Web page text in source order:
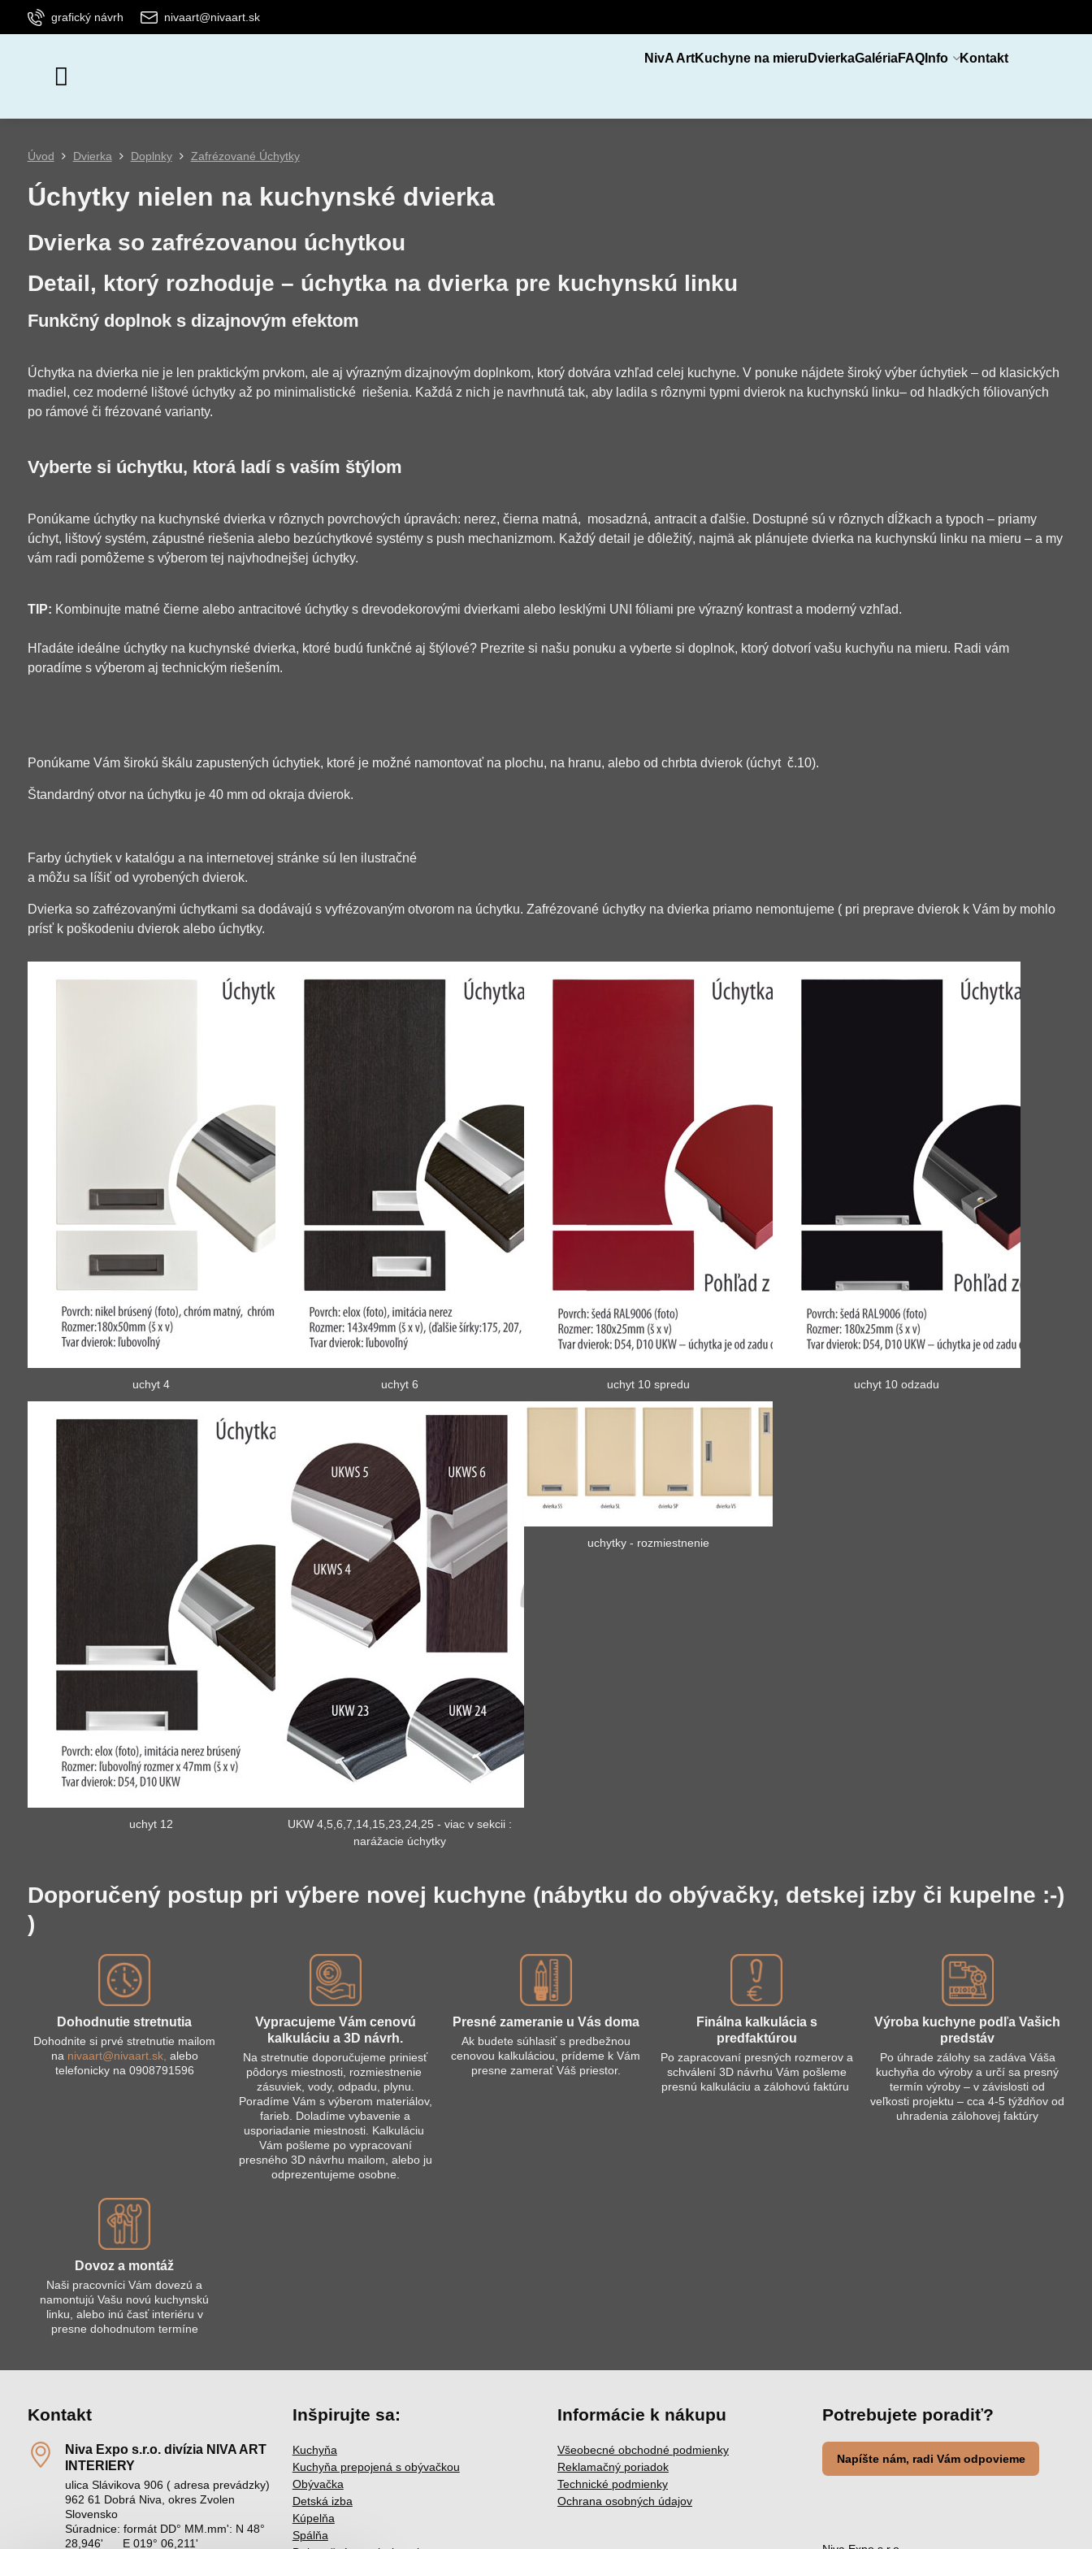
grafický návrh nivaart@nivaart.sk
NivA ArtKuchyne na mieru DvierkaGalériaFAQInfo Kontakt
Úvod Dvierka Doplnky Zafrézované Úchytky
Úchytky nielen na kuchynské dvierka
Dvierka so zafrézovanou úchytkou
Detail, ktorý rozhoduje – úchytka na dvierka pre kuchynskú linku
Funkčný doplnok s dizajnovým efektom
Úchytka na dvierka nie je len praktickým prvkom, ale aj výrazným dizajnovým doplnkom, ktorý dotvára vzhľad celej kuchyne. V ponuke nájdete široký výber úchytiek – od klasických
madiel, cez moderné lištové úchytky až po minimalistické riešenia. Každá z nich je navrhnutá tak, aby ladila s rôznymi typmi dvierok na kuchynskú linku– od hladkých fóliovaných
po rámové či frézované varianty.
Vyberte si úchytku, ktorá ladí s vaším štýlom
Ponúkame úchytky na kuchynské dvierka v rôznych povrchových úpravách: nerez, čierna matná, mosadzná, antracit a ďalšie. Dostupné sú v rôznych dĺžkach a typoch – priamy
úchyt, lištový systém, zápustné riešenia alebo bezúchytkové systémy s push mechanizmom. Každý detail je dôležitý, najmä ak plánujete dvierka na kuchynskú linku na mieru – a my
vám radi pomôžeme s výberom tej najvhodnejšej úchytky.
TIP: Kombinujte matné čierne alebo antracitové úchytky s drevodekorovými dvierkami alebo lesklými UNI fóliami pre výrazný kontrast a moderný vzhľad.
Hľadáte ideálne úchytky na kuchynské dvierka, ktoré budú funkčné aj štýlové? Prezrite si našu ponuku a vyberte si doplnok, ktorý dotvorí vašu kuchyňu na mieru. Radi vám
poradíme s výberom aj technickým riešením.
Ponúkame Vám širokú škálu zapustených úchytiek, ktoré je možné namontovať na plochu, na hranu, alebo od chrbta dvierok (úchyt č.10).
Štandardný otvor na úchytku je 40 mm od okraja dvierok.
Farby úchytiek v katalógu a na internetovej stránke sú len ilustračné
a môžu sa líšiť od vyrobených dvierok.
Dvierka so zafrézovanými úchytkami sa dodávajú s vyfrézovaným otvorom na úchytku. Zafrézované úchytky na dvierka priamo nemontujeme ( pri preprave dvierok k Vám by mohlo
prísť k poškodeniu dvierok alebo úchytky.
uchyt 4 uchyt 6 uchyt 10 spredu uchyt 10 odzadu
uchyt 12
UKW 4,5,6,7,14,15,23,24,25 - viac v sekcii :
narážacie úchytky
uchytky - rozmiestnenie
Doporučený postup pri výbere novej kuchyne (nábytku do obývačky, detskej izby či kupelne :-)
)
Dohodnutie stretnutia
Dohodnite si prvé stretnutie mailom
na nivaart@nivaart.sk, alebo
telefonicky na 0908791596
Vypracujeme Vám cenovú
kalkuláciu a 3D návrh​.
Na stretnutie doporučujeme priniesť
pôdorys miestnosti, rozmiestnenie
zásuviek, vody, odpadu, plynu.
Poradíme Vám s výberom materiálov,
farieb. Doladíme vybavenie a
usporiadanie miestnosti. Kalkuláciu
Vám pošleme po vypracovaní
presného 3D návrhu mailom, alebo ju
odprezentujeme osobne.
Presné zameranie u Vás doma
Ak budete súhlasiť s predbežnou
cenovou kalkuláciou, prídeme k Vám
presne zamerať Váš priestor.
Finálna kalkulácia s
predfaktúrou
Po zapracovaní presných rozmerov a
schválení 3D návrhu Vám pošleme
presnú kalkuláciu a zálohovú faktúru
Výroba kuchyne podľa Vašich
predstáv
Po úhrade zálohy sa zadáva Váša
kuchyňa do výroby a určí sa presný
termín výroby – v závislosti od
veľkosti projektu – cca 4-5 týždňov od
uhradenia zálohovej faktúry
Dovoz a montáž
Naši pracovníci Vám dovezú a
namontujú Vašu novú kuchynskú
linku, alebo inú časť interiéru v
presne dohodnutom termíne
Kontakt
Niva Expo s​.r​.o​. divízia NIVA ART
INTERIERY
ulica Slávikova 906 ( adresa prevádzky)
962 61 Dobrá Niva, okres Zvolen
Slovensko
Súradnice: formát DD° MM.mm': N 48°
28,946' E 019° 06,211'
Inšpirujte sa:
Kuchyňa
Kuchyňa prepojená s obývačkou
Obývačka
Detská izba
Kúpelňa
Spálňa
Informácie k nákupu
Všeobecné obchodné podmienky
Reklamačný poriadok
Technické podmienky
Ochrana osobných údajov
Potrebujete poradiť?
Napíšte nám, radi Vám odpovieme